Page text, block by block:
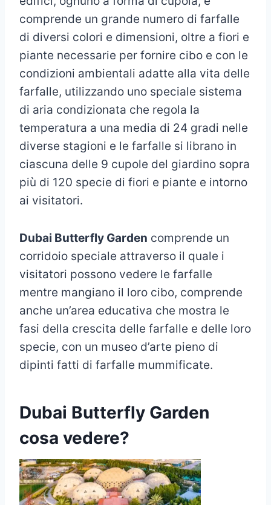
comprende un grande numero di farfalle
di diversi colori e dimensioni, oltre a fiori e
piante necessarie per fornire cibo e con le
condizioni ambientali adatte alla vita delle
farfalle, utilizzando uno speciale sistema
di aria condizionata che regola la
temperatura a una media di 24 gradi nelle
diverse stagioni e le farfalle si librano in
ciascuna delle 9 cupole del giardino sopra
più di 120 specie di fiori e piante e intorno
ai visitatori.
Dubai Butterfly Garden comprende un
corridoio speciale attraverso il quale i
visitatori possono vedere le farfalle
mentre mangiano il loro cibo, comprende
anche un’area educativa che mostra le
fasi della crescita delle farfalle e delle loro
specie, con un museo d’arte pieno di
dipinti fatti di farfalle mummificate.
Dubai Butterfly Garden
cosa vedere?